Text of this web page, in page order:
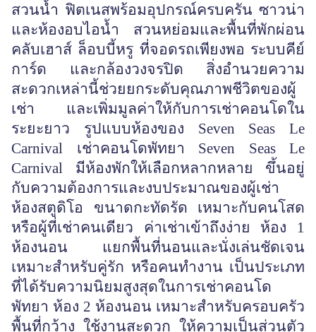
สวนน้ำ ฟิตเนสพร้อมอุปกรณ์ครบครัน ซาวน่า
และห้องอบไอน้ำ สวนหย่อมและพื้นที่พักผ่อน
คลับเฮาส์ ล็อบบี้หรู ที่จอดรถเพียงพอ ระบบคีย์
การ์ด และกล้องวงจรปิด สิ่งอำนวยความ
สะดวกเหล่านี้ช่วยยกระดับคุณภาพชีวิตของผู้
เช่า และเพิ่มมูลค่าให้กับการเช่าคอนโดใน
ระยะยาว รูปแบบห้องของ Seven Seas Le
Carnival เช่าคอนโดพัทยา Seven Seas Le
Carnival มีห้องพักให้เลือกหลากหลาย ขึ้นอยู่
กับความต้องการและงบประมาณของผู้เช่า
ห้องสตูดิโอ ขนาดกะทัดรัด เหมาะกับคนโสด
หรือผู้ที่เช่าคนเดียว ค่าเช่าเข้าถึงง่าย ห้อง 1
ห้องนอน แยกพื้นที่นอนและนั่งเล่นชัดเจน
เหมาะสำหรับคู่รัก หรือคนทำงาน เป็นประเภท
ที่ได้รับความนิยมสูงสุดในการเช่าคอนโด
พัทยา ห้อง 2 ห้องนอน เหมาะสำหรับครอบครัว
พื้นที่กว้าง ใช้งานสะดวก ให้ความเป็นส่วนตัว